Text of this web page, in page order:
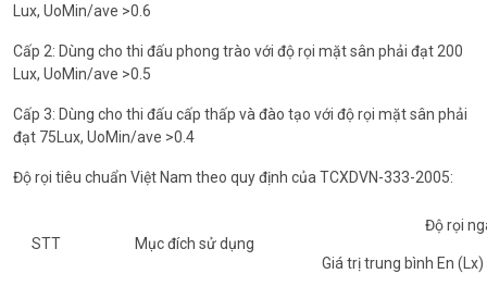
Lux, UoMin/ave >0.6
Cấp 2: Dùng cho thi đấu phong trào với độ rọi mặt sân phải đạt 200
Lux, UoMin/ave >0.5
Cấp 3: Dùng cho thi đấu cấp thấp và đào tạo với độ rọi mặt sân phải
đạt 75Lux, UoMin/ave >0.4
Độ rọi tiêu chuẩn Việt Nam theo quy định của TCXDVN-333-2005:
STT Mục đích sử dụng
Độ rọi
Giá trị trung bình En (Lx)